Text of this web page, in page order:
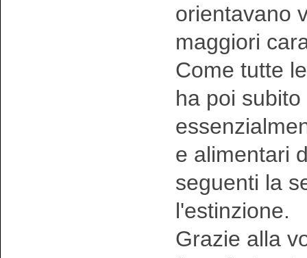
orientavano
maggiori
Come tutte
ha poi
e alimentari
seguenti la
l'estinzione.
Grazie alla